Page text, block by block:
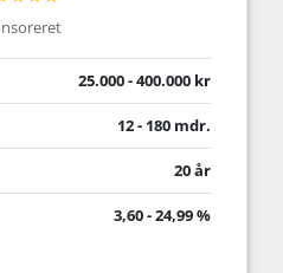
25.000 - 400.000 kr
12 - 180 mdr.
20 år
3,60 - 24,99 %